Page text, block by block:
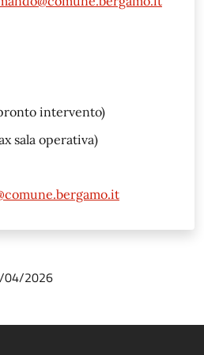
intervento)
sala operativa)
04/2026